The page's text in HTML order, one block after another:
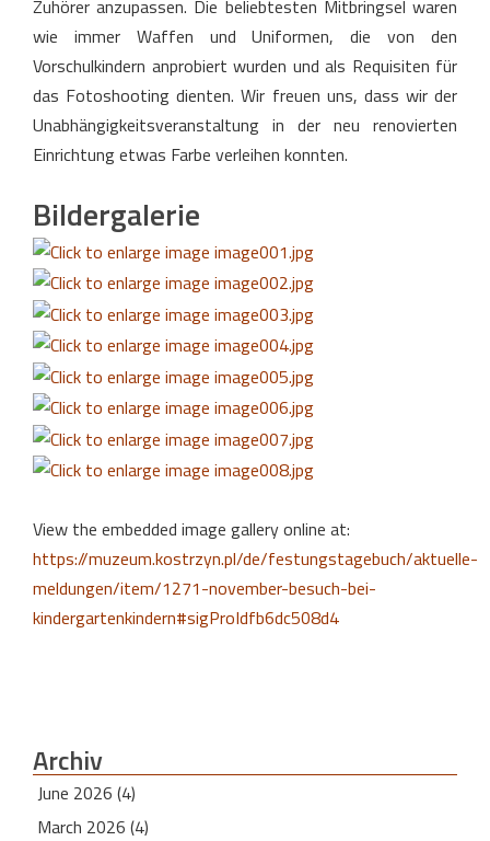
Zuhörer anzupassen. Die beliebtesten Mitbringsel waren
wie immer Waffen und Uniformen, die von den
Vorschulkindern anprobiert wurden und als Requisiten für
das Fotoshooting dienten. Wir freuen uns, dass wir der
Unabhängigkeitsveranstaltung in der neu renovierten
Einrichtung etwas Farbe verleihen konnten.
Bildergalerie
View the embedded image gallery online at:
https://muzeum.kostrzyn.pl/de/festungstagebuch/aktuelle-
meldungen/item/1271-november-besuch-bei-
kindergartenkindern#sigProIdfb6dc508d4
Archiv
June 2026 (4)
March 2026 (4)